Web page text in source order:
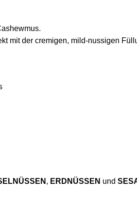
mit der cremigen, mild-nussigen
, ERDNÜSSEN und